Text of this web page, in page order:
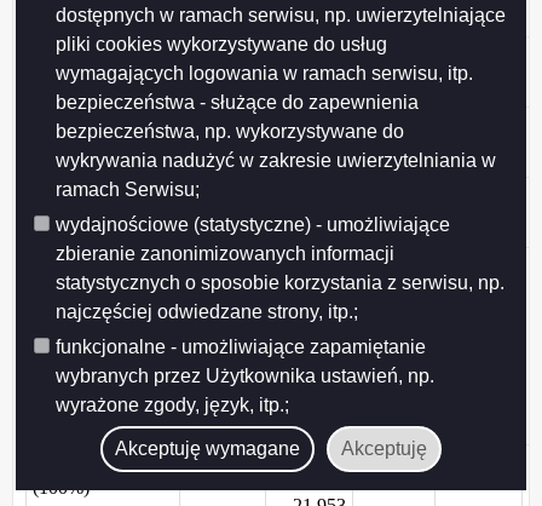
dostępnych w ramach serwisu, np. uwierzytelniające
pliki cookies wykorzystywane do usług
wymagających logowania w ramach serwisu, itp.
bezpieczeństwa - służące do zapewnienia
bezpieczeństwa, np. wykorzystywane do
wykrywania nadużyć w zakresie uwierzytelniania w
ramach Serwisu;
wydajnościowe (statystyczne) - umożliwiające
zbieranie zanonimizowanych informacji
statystycznych o sposobie korzystania z serwisu, np.
najczęściej odwiedzane strony, itp.;
funkcjonalne - umożliwiające zapamiętanie
wybranych przez Użytkownika ustawień, np.
wyrażone zgody, język, itp.;
Akceptuję wymagane Akceptuję
społecznej
7. jednostki sportu
i rekreacji
36,0
1 019
842
0,0
8. jednostki
kultury
1,1
2 323
131
9. zakłady usług
komunalnych
III.
Wierzytelności
1. udział w spółce
(100%)
Targowiska
Miejskie
8,1
1 003
713
0,0
2. udział w spółce
(100%)